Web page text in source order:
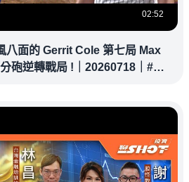
02:52
八面的 Gerrit Cole 第七局 Max
砲逆轉戰局 !｜20260718｜#洛